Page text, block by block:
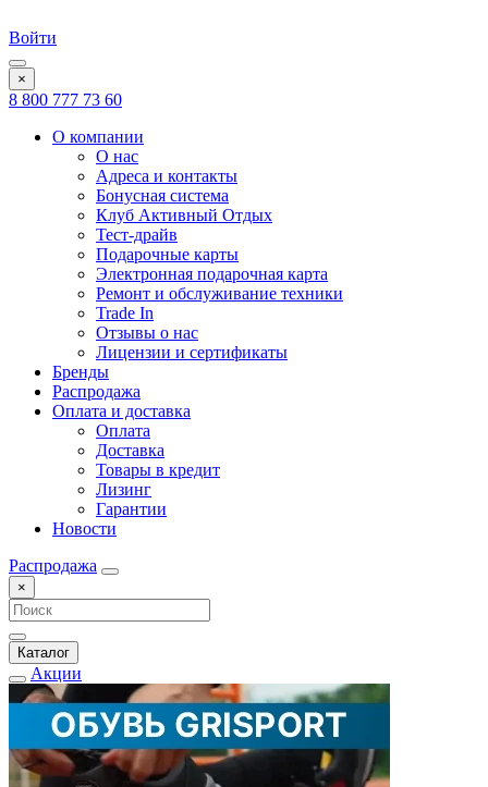
Войти
×
8 800 777 73 60
О компании
О нас
Адреса и контакты
Бонусная система
Клуб Активный Отдых
Тест-драйв
Подарочные карты
Электронная подарочная карта
Ремонт и обслуживание техники
Trade In
Отзывы о нас
Лицензии и сертификаты
Бренды
Распродажа
Оплата и доставка
Оплата
Доставка
Товары в кредит
Лизинг
Гарантии
Новости
Распродажа
×
Каталог
Акции